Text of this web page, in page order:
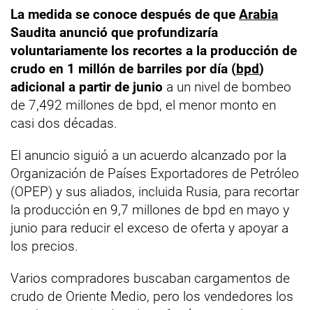
La medida se conoce después de que Arabia
Saudita anunció que profundizaría
voluntariamente los recortes a la producción de
crudo en 1 millón de barriles por día (bpd)
adicional a partir de junio a un nivel de bombeo
de 7,492 millones de bpd, el menor monto en
casi dos décadas.
El anuncio siguió a un acuerdo alcanzado por la
Organización de Países Exportadores de Petróleo
(OPEP) y sus aliados, incluida Rusia, para recortar
la producción en 9,7 millones de bpd en mayo y
junio para reducir el exceso de oferta y apoyar a
los precios.
Varios compradores buscaban cargamentos de
crudo de Oriente Medio, pero los vendedores los